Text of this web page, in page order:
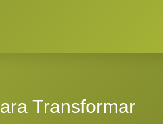
Transformar